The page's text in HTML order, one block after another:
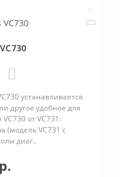
устанавливается
другое удобное для
от VC731:
(модель VC731 с
диаг..